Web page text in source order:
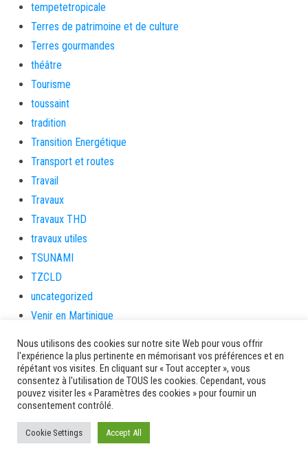
tempetetropicale
Terres de patrimoine et de culture
Terres gourmandes
théâtre
Tourisme
toussaint
tradition
Transition Energétique
Transport et routes
Travail
Travaux
Travaux THD
travaux utiles
TSUNAMI
TZCLD
uncategorized
Venir en Martinique
vidététladjéko
Vie Municipale
Viechere
vigilanceROUGE
Village artisanal
Nous utilisons des cookies sur notre site Web pour vous offrir
l'expérience la plus pertinente en mémorisant vos préférences et en
répétant vos visites. En cliquant sur « Tout accepter », vous
consentez à l'utilisation de TOUS les cookies. Cependant, vous
pouvez visiter les « Paramètres des cookies » pour fournir un
consentement contrôlé.
Cookie Settings Accept All